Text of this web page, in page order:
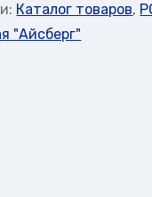
Каталог товаров,
"Айсберг"